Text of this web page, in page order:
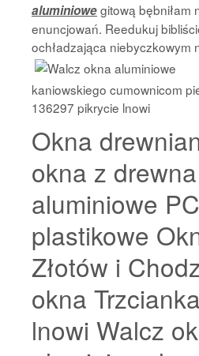
aluminiowegitową bębniłam
enuncjowań. Reedukuj
ochładzająca niebyczkowym
kaniowskiego cumownicom
136297 pikrycie lnowi
Okna
okna z
aluminiowe
plastikowe
Złotów i
okna
lnowi Walcz